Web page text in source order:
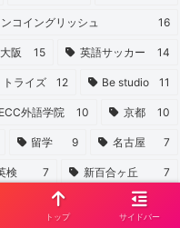
コイングリッシュ 16
大阪 15 英語サッカー 14
トライズ 12 Be studio 11
ECC外語学院 10 京都 10
留学 9 名古屋 7
検 7 新百合ヶ丘 7
銀座 立川
トップ サイドバー